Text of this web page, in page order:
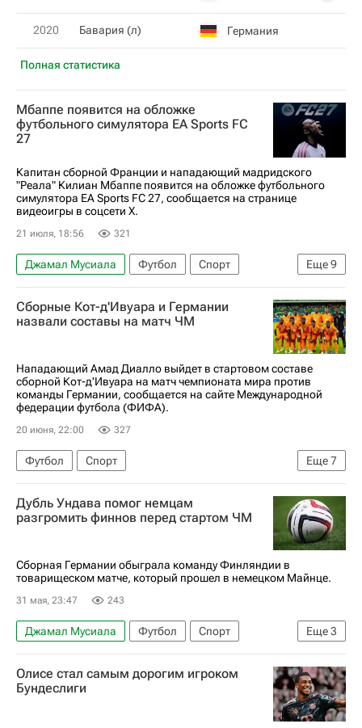
Полная статистика
2020 Бавария (л) Германия
Мбаппе появится на обложке
футбольного симулятора EA Sports FC
27
Капитан сборной Франции и нападающий мадридского
"Реала" Килиан Мбаппе появится на обложке футбольного
симулятора EA Sports FC 27, сообщается на странице
видеоигры в соцсети X.
21 июля, 18:56 321
Еще9
Джамал Мусиала Футбол
Спорт
Франция
Англия
Испания
Международная федерация футбола (ФИФА)
Джуд Беллингем
Реал Мадрид Бавария
Сборные Кот-д'Ивуара и Германии
назвали составы на матч ЧМ
Нападающий Амад Диалло выйдет в стартовом составе
сборной Кот-д'Ивуара на матч чемпионата мира против
команды Германии, сообщается на сайте Международной
федерации футбола (ФИФА).
20 июня, 22:00 327
Еще7
Футбол
Спорт
Международная федерация футбола (ФИФА)
ЧМ по футболу 2026
Амад Диалло
Ян (Регенсбург)
Манчестер Юнайтед
Дубль Ундава помог немцам
разгромить финнов перед стартом ЧМ
Сборная Германии обыграла команду Финляндии в
товарищеском матче, который прошел в немецком Майнце.
31 мая, 23:47 243
Еще3
Джамал Мусиала Футбол
Спорт
Флориан Вирц
Германия Финляндия
Олисе стал самым дорогим игроком
Бундеслиги